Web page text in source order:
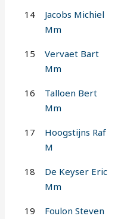
14
Jacobs Michiel
Mm
15
Vervaet Bart
Mm
16
Talloen Bert
Mm
17
Hoogstijns Raf
M
18
De Keyser Eric
Mm
19
Foulon Steven